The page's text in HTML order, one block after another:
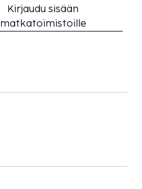
Kirjaudu sisään
matkatoimistoille